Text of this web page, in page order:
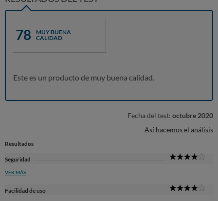
78
MUY BUENA
CALIDAD
Este es un producto de muy buena calidad.
Fecha del test: octubre 2020
Así hacemos el análisis
Resultados
Seguridad
VER MÁS
Facilidad de uso